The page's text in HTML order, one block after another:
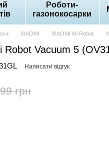
Роботи-
газонокосарки
XIAOMI XIAOMI Mi Robot
Robot Vacuum 5
Написати відгук
грн